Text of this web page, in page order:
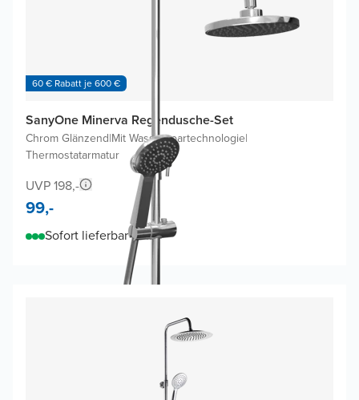
60 € Rabatt je 600 €
SanyOne Minerva Regendusche-Set
Chrom Glänzend|Mit Wasserspartechnologie|
Thermostatarmatur
UVP 198,-
99,-
Sofort lieferbar